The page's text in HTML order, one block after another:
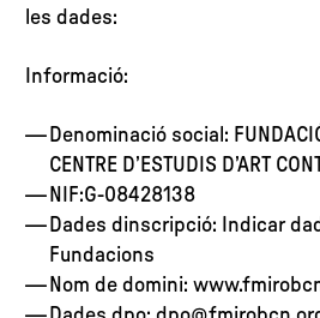
les dades:
Informació:
Denominació social:
CENTRE D’ESTUDIS D’ART
NIF:G-08428138
Dades dinscripció: Indicar
Fundacions
Nom de domini: